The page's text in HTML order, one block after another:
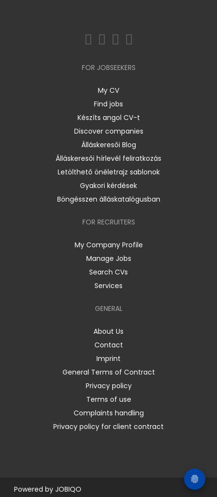
FOR JOBSEEKERS
My CV
Find jobs
Készíts angol CV-t
Discover companies
Álláskeresői Blog
Álláskeresői hírlevél feliratkozás
Letölthető önéletrajz sablonok
Gyakori kérdések
Böngésszen álláskatalógusban
FOR RECRUITERS
My Company Profile
Manage Jobs
Search CVs
Services
GENERAL
About Us
Contact
Imprint
General Terms of Contract
Privacy policy
Terms of use
Complaints handling
Privacy policy for client contract
Powered by JOBIQO